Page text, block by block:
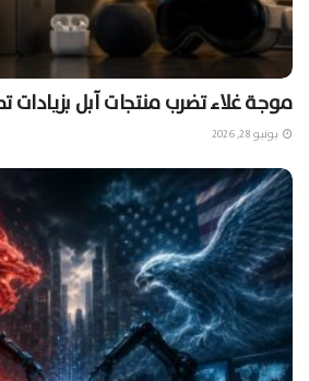
موجة غلاء تضرب منتجات آبل بزيادات تصل إلى
يونيو 28, 2026